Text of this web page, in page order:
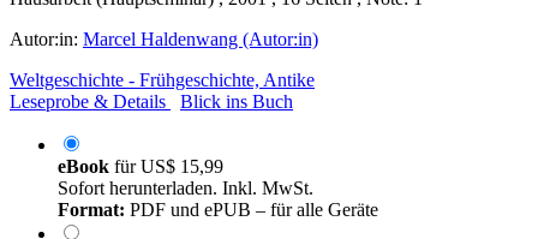
Autor:in: Marcel Haldenwang (Autor:in)
Weltgeschichte - Frühgeschichte, Antike
Leseprobe & Details
Blick ins Buch
eBook fürUS$ 15,99
Sofort herunterladen. Inkl. MwSt.
Format: PDF und ePUB – für alle Geräte